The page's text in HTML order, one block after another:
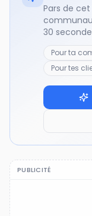
Pars de
30
Pour ta
Pour tes
PUBLICITÉ